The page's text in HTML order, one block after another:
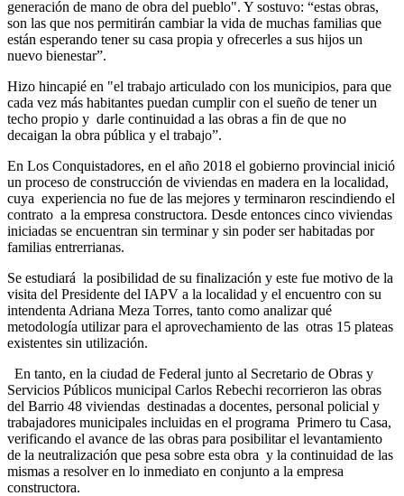
generación de mano de obra del pueblo". Y sostuvo: “estas obras,
son las que nos permitirán cambiar la vida de muchas familias que
están esperando tener su casa propia y ofrecerles a sus hijos un
nuevo bienestar”.
Hizo hincapié en "el trabajo articulado con los municipios, para que
cada vez más habitantes puedan cumplir con el sueño de tener un
techo propio y darle continuidad a las obras a fin de que no
decaigan la obra pública y el trabajo”.
En Los Conquistadores, en el año 2018 el gobierno provincial inició
un proceso de construcción de viviendas en madera en la localidad,
cuya experiencia no fue de las mejores y terminaron rescindiendo el
contrato a la empresa constructora. Desde entonces cinco viviendas
iniciadas se encuentran sin terminar y sin poder ser habitadas por
familias entrerrianas.
Se estudiará la posibilidad de su finalización y este fue motivo de la
visita del Presidente del IAPV a la localidad y el encuentro con su
intendenta Adriana Meza Torres, tanto como analizar qué
metodología utilizar para el aprovechamiento de las otras 15 plateas
existentes sin utilización.
En tanto, en la ciudad de Federal junto al Secretario de Obras y
Servicios Públicos municipal Carlos Rebechi recorrieron las obras
del Barrio 48 viviendas destinadas a docentes, personal policial y
trabajadores municipales incluidas en el programa Primero tu Casa,
verificando el avance de las obras para posibilitar el levantamiento
de la neutralización que pesa sobre esta obra y la continuidad de las
mismas a resolver en lo inmediato en conjunto a la empresa
constructora.